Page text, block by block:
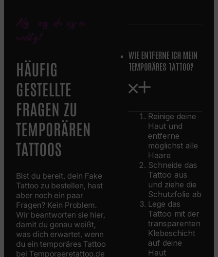
Alles, was du wissen
möchtest
HÄUFIG
GESTELLTE
FRAGEN ZU
TEMPORÄREN
TATTOOS
Bist du bereit, dein Fake
Tattoo zu bestellen, hast
aber noch ein paar
Fragen? Kein Problem.
Wir beantworten sie hier,
damit du genau weißt,
was dich erwartet, wenn
du ein temporäres Tattoo
bei Temporaeretattoo.de
WIE ENTFERNE ICH MEIN
TEMPORÄRES TATTOO?
Reinige deine
Haut und
entferne
möglichst alle
Haare
Schneide das
Tattoo aus
und ziehe die
Schutzfolie ab
Lege das
Tattoo mit der
transparenten
Klebeschicht
auf deine
Haut